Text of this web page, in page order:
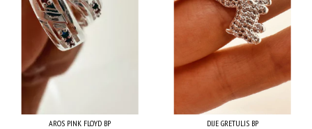
AROS PINK FLOYD BP
DIJE GRETULIS BP